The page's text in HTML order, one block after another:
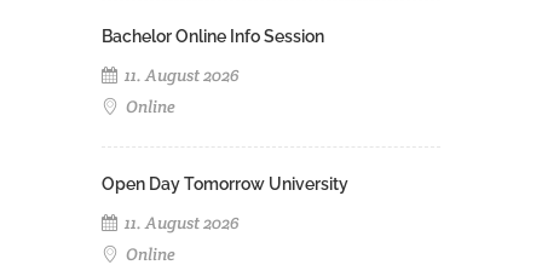
Bachelor Online Info Session
11. August 2026
Online
Open Day Tomorrow University
11. August 2026
Online